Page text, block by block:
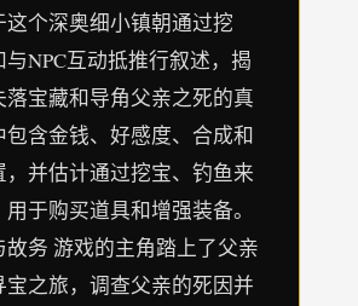
这个深奥细小镇朝通过挖
NPC互动抵推行叙述，揭
宝藏和导角父亲之死的真
含金钱、好感度、合成和
并估计通过挖宝、钓鱼来
于购买道具和增强装备。
故务 游戏的主角踏上了父亲
宝之旅，调查父亲的死因并